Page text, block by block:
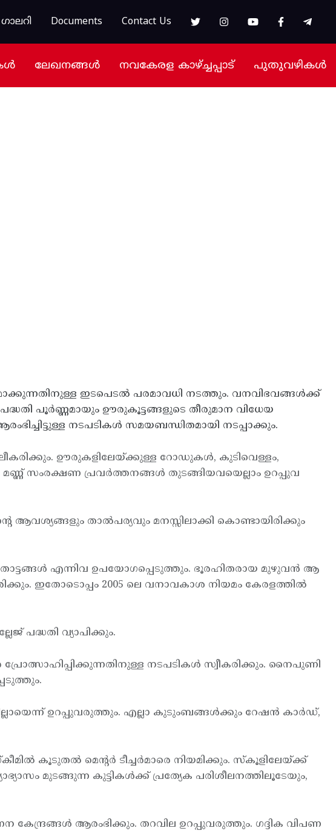
Documents Contact Us
ലേഖനങ്ങൾ നവകേരള കാഴ്ച്ചപ്പാട് പുതുവഴികൾ
ഇടപെടല്‍ പരമാവധി നടത്തും. വനവിഭവങ്ങള്‍ക്ക്
പൂര്‍ണ്ണമായും ഊരുകൂട്ടങ്ങളുടെ തീരുമാന വിധേയ
നടപടികള്‍ സമയബന്ധിതമായി നടപ്പാക്കും.
ഊരുകളിലേയ്ക്കുള്ള റോഡുകള്‍, കുടിവെള്ളം,
മണ്ണ് സംരക്ഷണ പ്രവര്‍ത്തനങ്ങള്‍ തുടങ്ങിയവയെല്ലാം ഉറപ്പുവ
താല്‍പര്യവും മനസ്സിലാക്കി കൊണ്ടായിരിക്കും
തോട്ടങ്ങള്‍ എന്നിവ ഉപയോഗപ്പെടുത്തും. ഭൂരഹിതരായ മുഴുവന്‍ ആ
ഇതോടൊപ്പം 2005 ലെ വനാവകാശ നിയമം കേരളത്തില്‍
പദ്ധതി വ്യാപിക്കും.
നടപടികള്‍ സ്വീകരിക്കും. നൈപുണി
ഉറപ്പുവരുത്തും. എല്ലാ കുടുംബങ്ങള്‍ക്കും റേഷന്‍ കാര്‍ഡ്,
കൂടുതല്‍ മെന്റര്‍ ടീച്ചര്‍മാരെ നിയമിക്കും. സ്കൂളിലേയ്ക്ക്
മുടങ്ങുന്ന കുട്ടികള്‍ക്ക് പ്രത്യേക പരിശീലനത്തിലൂടേയും,
ആരംഭിക്കും. തറവില ഉറപ്പുവരുത്തും. ഗദ്ദിക വിപണ